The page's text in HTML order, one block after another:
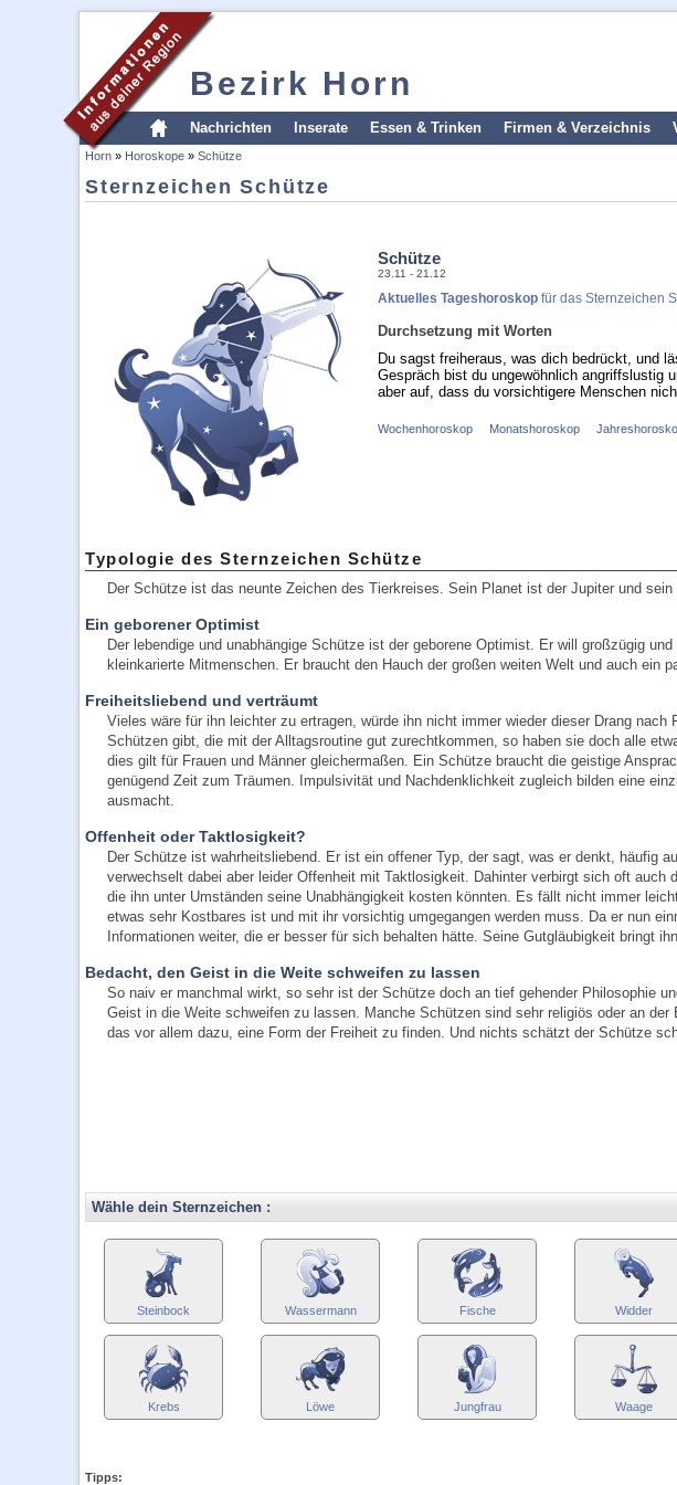
Bezirk Horn
Nachrichten Inserate Essen & Trinken Firmen & Verzeichnis
Horn » Horoskope » Schütze
Sternzeichen Schütze
Schütze
23.11 - 21.12
Aktuelles Tageshoroskop für das Sternzeichen
Durchsetzung mit Worten
Du sagst freiheraus, was dich bedrückt, und
Gespräch bist du ungewöhnlich angriffslustig
aber auf, dass du vorsichtigere Menschen
Wochenhoroskop Monatshoroskop
Typologie des Sternzeichen Schütze
Der Schütze ist das neunte Zeichen des Tierkreises. Sein Planet ist der Jupiter und sein
Ein geborener Optimist
Der lebendige und unabhängige Schütze ist der geborene Optimist. Er will großzügig
kleinkarierte Mitmenschen. Er braucht den Hauch der großen weiten Welt und auch ein
Freiheitsliebend und verträumt
Vieles wäre für ihn leichter zu ertragen, würde ihn nicht immer wieder dieser Drang
Schützen gibt, die mit der Alltagsroutine gut zurechtkommen, so haben sie doch alle
dies gilt für Frauen und Männer gleichermaßen. Ein Schütze braucht die geistige
genügend Zeit zum Träumen. Impulsivität und Nachdenklichkeit zugleich bilden eine
ausmacht.
Offenheit oder Taktlosigkeit?
Der Schütze ist wahrheitsliebend. Er ist ein offener Typ, der sagt, was er denkt, häufig
verwechselt dabei aber leider Offenheit mit Taktlosigkeit. Dahinter verbirgt sich oft
die ihn unter Umständen seine Unabhängigkeit kosten könnten. Es fällt nicht immer
etwas sehr Kostbares ist und mit ihr vorsichtig umgegangen werden muss. Da er nun
Informationen weiter, die er besser für sich behalten hätte. Seine Gutgläubigkeit bringt
Bedacht, den Geist in die Weite schweifen zu lassen
So naiv er manchmal wirkt, so sehr ist der Schütze doch an tief gehender Philosophie
Geist in die Weite schweifen zu lassen. Manche Schützen sind sehr religiös oder an
das vor allem dazu, eine Form der Freiheit zu finden. Und nichts schätzt der Schütze
Wähle dein Sternzeichen :
Steinbock Wassermann Fische Widder
Krebs Löwe Jungfrau Waage
Tipps: